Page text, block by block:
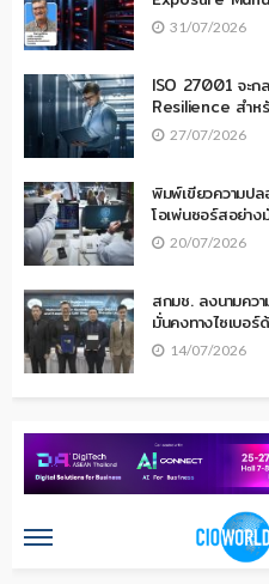
31/07/2026
ISO 27001 จะก
Resilience สำห
27/07/2026
พิมพ์เขียวความป
โอเพ่นซอร์สอย่าง
20/07/2026
สกมช. ลงนามคว
มั่นคงทางไซเบอร์
14/07/2026